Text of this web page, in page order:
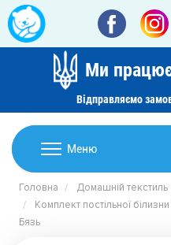
Ми
Відправляємо
Меню
Домашній
Ковдри
Подушки
Дитячі товари
Головна Домашній текстиль
Комплект постільної
Бязь